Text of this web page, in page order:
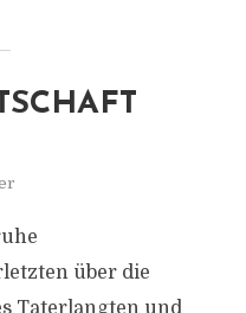
über die
Taterlangten und